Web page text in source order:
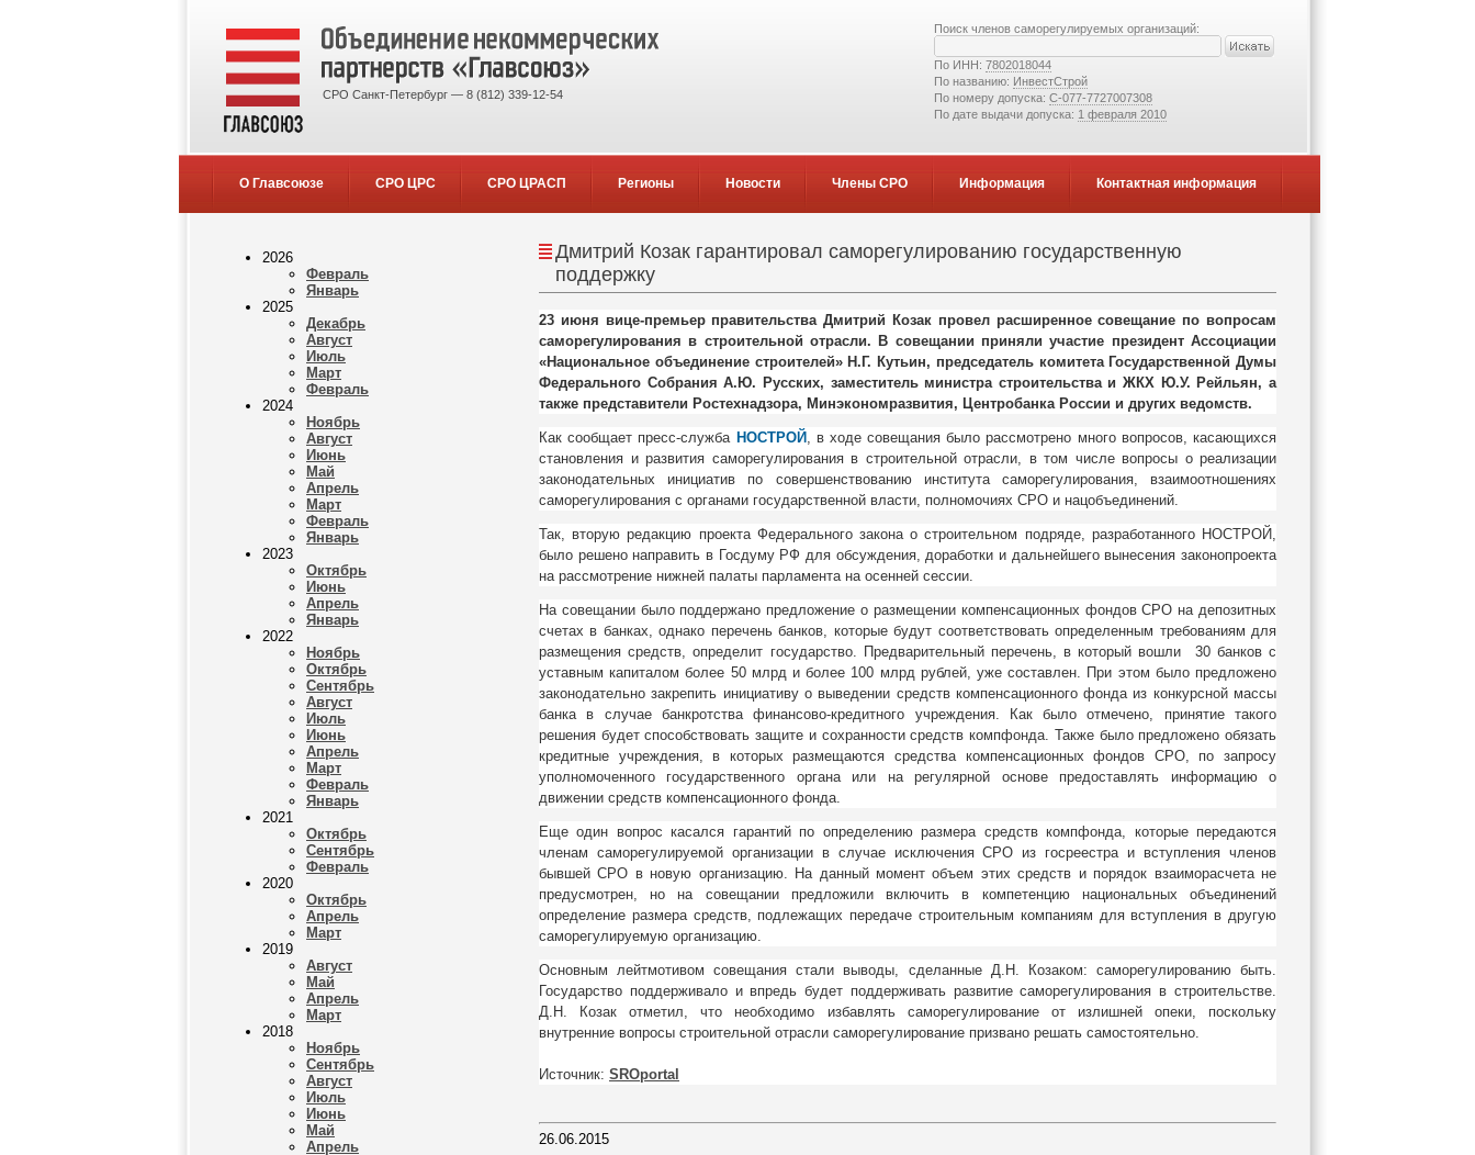
СРО Санкт-Петербург — 8 (812) 339-12-54
Поиск членов саморегулируемых организаций:
По ИНН: 7802018044
По названию: ИнвестСтрой
По номеру допуска: С-077-7727007308
По дате выдачи допуска: 1 февраля 2010
О Главсоюзе СРО ЦРС СРО ЦРАСП Регионы Новости Члены СРО Информация Контактная информация
2026
Февраль
Январь
2025
Декабрь
Август
Июль
Март
Февраль
2024
Ноябрь
Август
Июнь
Май
Апрель
Март
Февраль
Январь
2023
Октябрь
Июнь
Апрель
Январь
2022
Ноябрь
Октябрь
Сентябрь
Август
Июль
Июнь
Апрель
Март
Февраль
Январь
2021
Октябрь
Сентябрь
Февраль
2020
Октябрь
Апрель
Март
2019
Август
Май
Апрель
Март
2018
Ноябрь
Сентябрь
Август
Июль
Июнь
Май
Апрель
Дмитрий Козак гарантировал саморегулированию государственную
поддержку
23 июня вице-премьер правительства Дмитрий Козак провел расширенное совещание по вопросам
саморегулирования в строительной отрасли. В совещании приняли участие президент Ассоциации
«Национальное объединение строителей» Н.Г. Кутьин, председатель комитета Государственной Думы
Федерального Собрания А.Ю. Русских, заместитель министра строительства и ЖКХ Ю.У. Рейльян, а
также представители Ростехнадзора, Минэкономразвития, Центробанка России и других ведомств.
Как сообщает пресс-служба НОСТРОЙ , в ходе совещания было рассмотрено много вопросов, касающихся
становления и развития саморегулирования в строительной отрасли, в том числе вопросы о реализации
законодательных инициатив по совершенствованию института саморегулирования, взаимоотношениях
саморегулирования с органами государственной власти, полномочиях СРО и нацобъединений.
Так, вторую редакцию проекта Федерального закона о строительном подряде, разработанного НОСТРОЙ,
было решено направить в Госдуму РФ для обсуждения, доработки и дальнейшего вынесения законопроекта
на рассмотрение нижней палаты парламента на осенней сессии.
На совещании было поддержано предложение о размещении компенсационных фондов СРО на депозитных
счетах в банках, однако перечень банков, которые будут соответствовать определенным требованиям для
размещения средств, определит государство. Предварительный перечень, в который вошли 30 банков с
уставным капиталом более 50 млрд и более 100 млрд рублей, уже составлен. При этом было предложено
законодательно закрепить инициативу о выведении средств компенсационного фонда из конкурсной массы
банка в случае банкротства финансово-кредитного учреждения. Как было отмечено, принятие такого
решения будет способствовать защите и сохранности средств компфонда. Также было предложено обязать
кредитные учреждения, в которых размещаются средства компенсационных фондов СРО, по запросу
уполномоченного государственного органа или на регулярной основе предоставлять информацию о
движении средств компенсационного фонда.
Еще один вопрос касался гарантий по определению размера средств компфонда, которые передаются
членам саморегулируемой организации в случае исключения СРО из госреестра и вступления членов
бывшей СРО в новую организацию. На данный момент объем этих средств и порядок взаиморасчета не
предусмотрен, но на совещании предложили включить в компетенцию национальных объединений
определение размера средств, подлежащих передаче строительным компаниям для вступления в другую
саморегулируемую организацию.
Основным лейтмотивом совещания стали выводы, сделанные Д.Н. Козаком: саморегулированию быть.
Государство поддерживало и впредь будет поддерживать развитие саморегулирования в строительстве.
Д.Н. Козак отметил, что необходимо избавлять саморегулирование от излишней опеки, поскольку
внутренние вопросы строительной отрасли саморегулирование призвано решать самостоятельно.
Источник: SROportal
26.06.2015